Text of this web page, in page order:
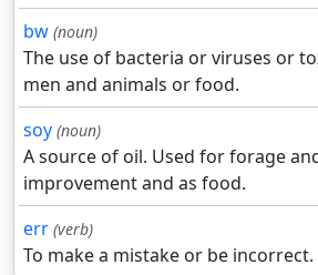
bw (noun)
The use of bacteria or viruses or
men and animals or food.
soy (noun)
A source of oil. Used for forage
improvement and as food.
err (verb)
To make a mistake or be incorrect.